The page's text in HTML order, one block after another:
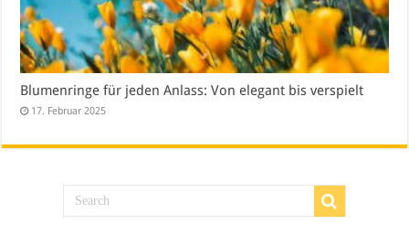
Blumenringe für jeden Anlass: Von elegant bis verspielt
17. Februar 2025